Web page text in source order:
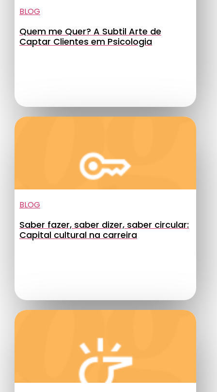
BLOG
Quem me Quer? A Subtil Arte de
Captar Clientes em Psicologia
BLOG
Saber fazer, saber dizer, saber circular:
Capital cultural na carreira